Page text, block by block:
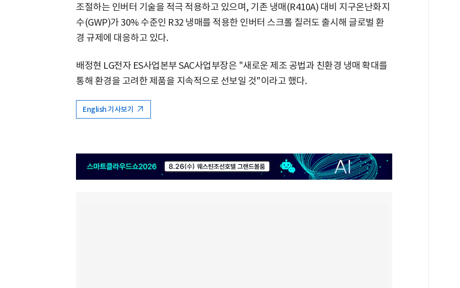
조절하는 인버터 기술을 적극 적용하고 있으며, 기존 냉매(R410A) 대비 지구온난화지
수(GWP)가 30% 수준인 R32 냉매를 적용한 인버터 스크롤 칠러도 출시해 글로벌 환
경 규제에 대응하고 있다.
배정현 LG전자 ES사업본부 SAC사업부장은 "새로운 제조 공법과 친환경 냉매 확대를
통해 환경을 고려한 제품을 지속적으로 선보일 것"이라고 했다.
English 기사보기